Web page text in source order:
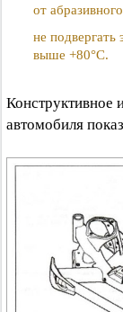
от
не
выше +80°C.
Конструктивное
автомобиля